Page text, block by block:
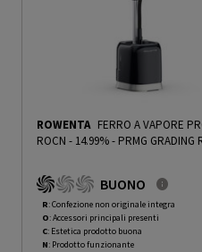
ROWENTA FERRO A VAPORE
ROCN - 14.99%- PRMG GRADING
BUONO
R: Confezione non originale integra
O: Accessori principali presenti
C: Estetica prodotto buona
N: Prodotto funzionante